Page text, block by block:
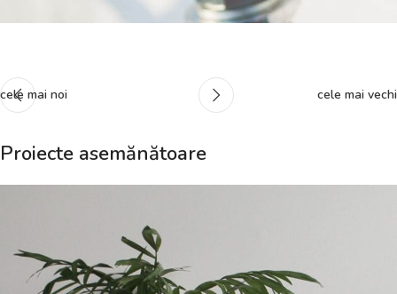
cele mai noi cele mai vechi
Proiecte asemănătoare